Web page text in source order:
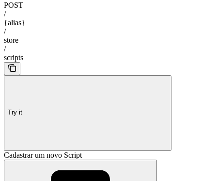
POST
/
{alias}
/
store
/
scripts
Try it
Cadastrar um novo Script